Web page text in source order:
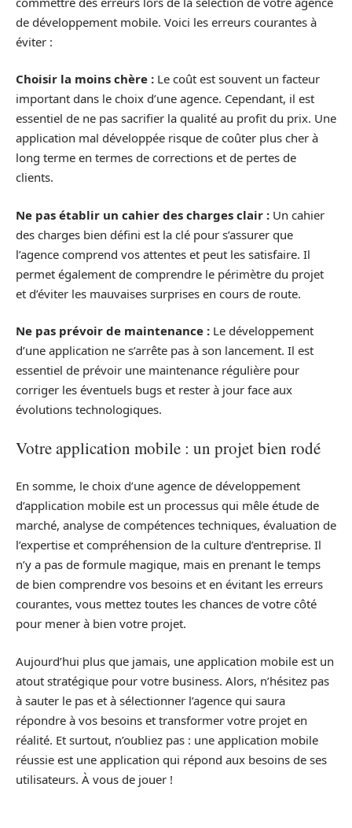
de développement mobile. Voici les erreurs courantes à
éviter :
Choisir la moins chère : Le coût est souvent un facteur
important dans le choix d’une agence. Cependant, il est
essentiel de ne pas sacrifier la qualité au profit du prix. Une
application mal développée risque de coûter plus cher à
long terme en termes de corrections et de pertes de
clients.
Ne pas établir un cahier des charges clair : Un cahier
des charges bien défini est la clé pour s’assurer que
l’agence comprend vos attentes et peut les satisfaire. Il
permet également de comprendre le périmètre du projet
et d’éviter les mauvaises surprises en cours de route.
Ne pas prévoir de maintenance : Le développement
d’une application ne s’arrête pas à son lancement. Il est
essentiel de prévoir une maintenance régulière pour
corriger les éventuels bugs et rester à jour face aux
évolutions technologiques.
Votre application mobile : un projet bien rodé
En somme, le choix d’une agence de développement
d’application mobile est un processus qui mêle étude de
marché, analyse de compétences techniques, évaluation de
l’expertise et compréhension de la culture d’entreprise. Il
n’y a pas de formule magique, mais en prenant le temps
de bien comprendre vos besoins et en évitant les erreurs
courantes, vous mettez toutes les chances de votre côté
pour mener à bien votre projet.
Aujourd’hui plus que jamais, une application mobile est un
atout stratégique pour votre business. Alors, n’hésitez pas
à sauter le pas et à sélectionner l’agence qui saura
répondre à vos besoins et transformer votre projet en
réalité. Et surtout, n’oubliez pas : une application mobile
réussie est une application qui répond aux besoins de ses
utilisateurs. À vous de jouer !